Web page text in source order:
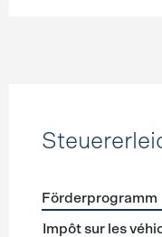
Förderprogramme
Förderprogramm
Impôt sur les